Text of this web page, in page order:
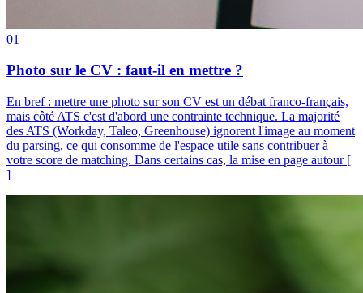
01
Photo sur le CV : faut-il en mettre ?
En bref : mettre une photo sur son CV est un débat franco-français,
mais côté ATS c'est d'abord une contrainte technique. La majorité
des ATS (Workday, Taleo, Greenhouse) ignorent l'image au moment
du parsing, ce qui consomme de l'espace utile sans contribuer à
votre score de matching. Dans certains cas, la mise en page autour [
]